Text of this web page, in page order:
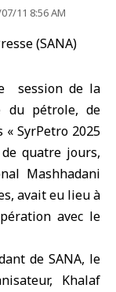
11 8:56 AM
session de la
du pétrole, de
« SyrPetro 2025
quatre jours,
Mashhadani
avait eu lieu à
avec le
de SANA, le
Khalaf